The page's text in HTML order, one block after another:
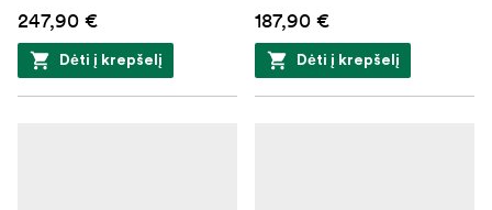
247,90 €
Dėti į krepšelį
187,90 €
Dėti į krepšelį